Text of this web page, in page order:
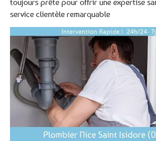
service clientèle remarquable